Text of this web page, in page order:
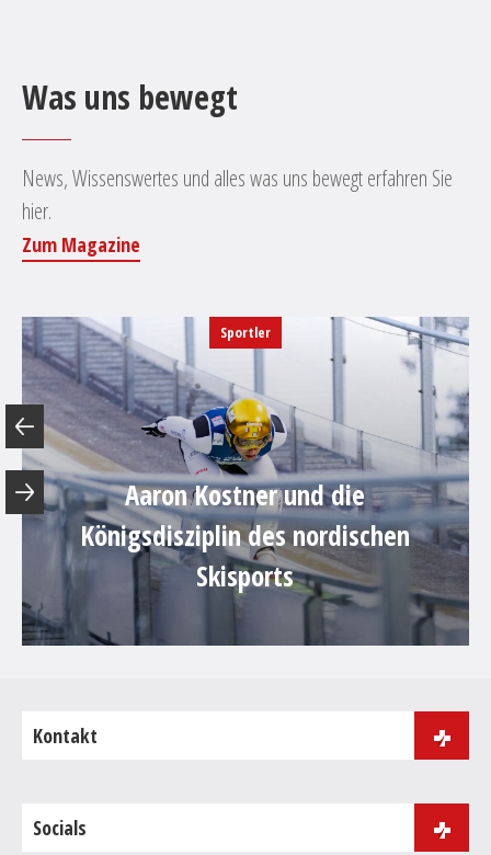
Was uns bewegt
News, Wissenswertes und alles was uns bewegt erfahren Sie
hier.
Zum Magazine
Sportler
Aaron Kostner und die
Königsdisziplin des nordischen
Skisports
Kontakt
39046 St. Ulrich
Socials